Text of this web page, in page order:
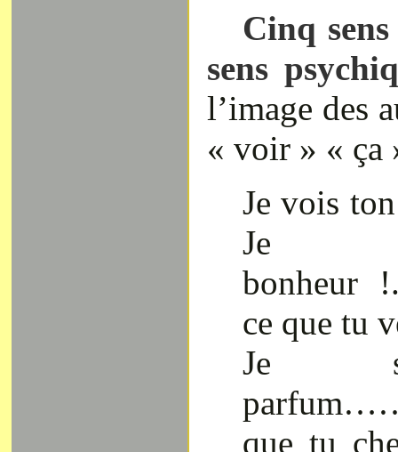
Cinq
sens
l’image des
« voir » « ça
Je vois
Je
bonheur
ce que tu
Je
que tu